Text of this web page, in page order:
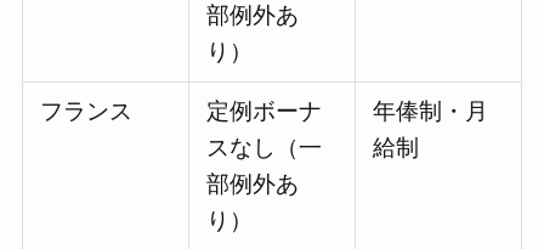
部例外あ
り）
フランス
定例ボーナ
スなし（一
部例外あ
り）
年俸制・月
給制